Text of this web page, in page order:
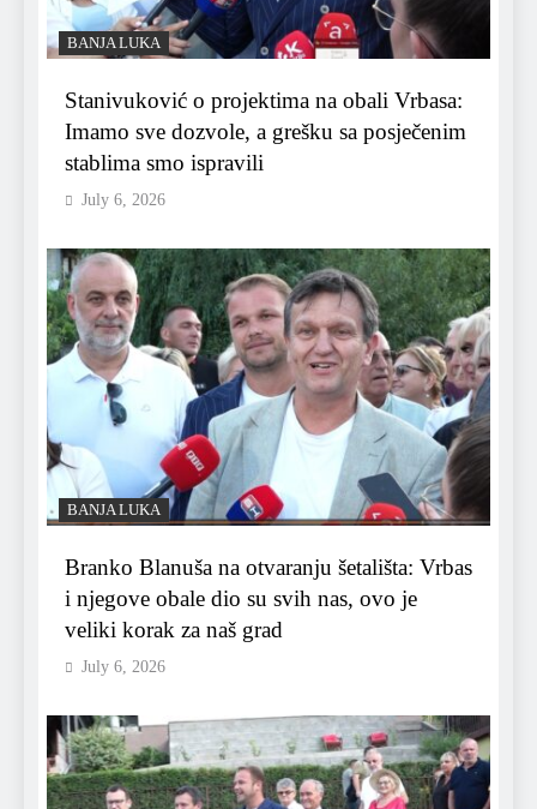
BANJA LUKA
Stanivuković o projektima na obali Vrbasa:
Imamo sve dozvole, a grešku sa posječenim
stablima smo ispravili
July 6, 2026
BANJA LUKA
Branko Blanuša na otvaranju šetališta: Vrbas
i njegove obale dio su svih nas, ovo je
veliki korak za naš grad
July 6, 2026